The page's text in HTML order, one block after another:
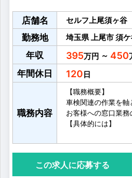
店舗名 セルフ上尾須ヶ谷
勤務地 埼玉県 上尾市須
年収 395 ～ 450
年間休日 120
職務内容
【職務概要】
車検関連の作業を
お客様への窓口業務
【具体的には】
・車検関連の業務
・来店されたお客
【業務の変更範囲】
変更なし
応募する